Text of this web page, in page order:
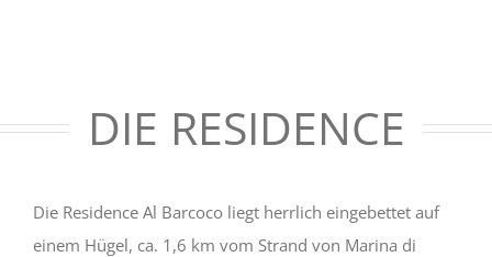
DIE RESIDENCE
Die Residence Al Barcoco liegt herrlich eingebettet auf
einem Hügel, ca. 1,6 km vom Strand von Marina di